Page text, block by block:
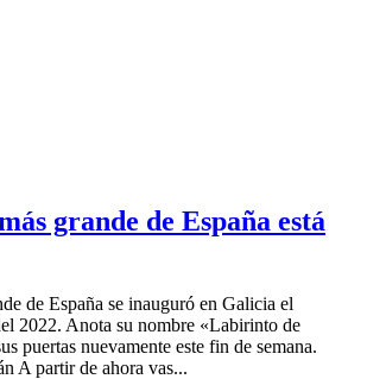
grande de España está
de España se inauguró en Galicia el
2022. Anota su nombre «Labirinto de
puertas nuevamente este fin de semana.
A partir de ahora vas...